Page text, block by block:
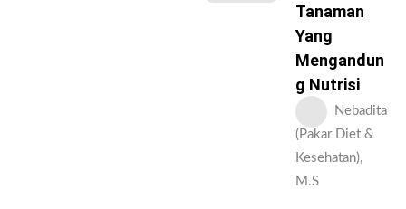
Tanaman
Yang
Mengandun
G Nutrisi
Nebadita
(Pakar Diet &
Kesehatan),
M.S